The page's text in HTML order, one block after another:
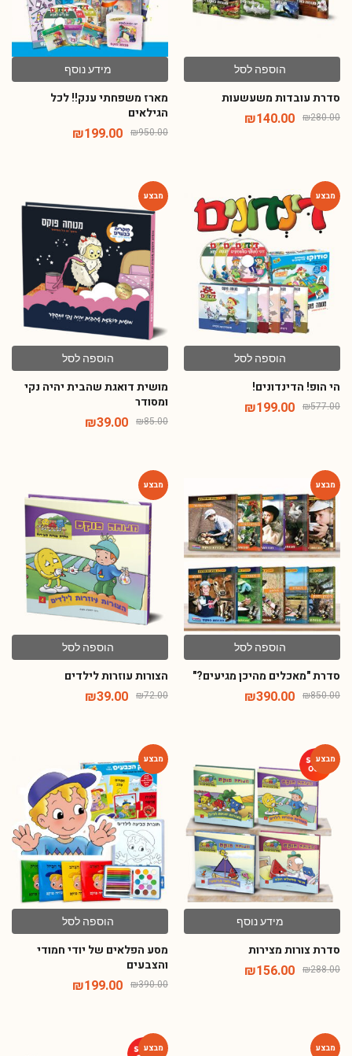
הוספה לסל
סדרת עובדות משעשעות
₪280.00
₪140.00
מידע נוסף
מארז משפחתי ענק!! לכל
הגילאים
₪950.00
₪199.00
הוספה לסל
הי הופ! הדינדונים!
₪577.00
₪199.00
הוספה לסל
מושית דואגת שהבית יהיה נקי
ומסודר
₪85.00
₪39.00
-54%
הוספה לסל
סדרת "מאכלים מהיכן מגיעים?"
₪850.00
₪390.00
הוספה לסל
הצורות עוזרות לילדים
₪72.00
₪39.00
מידע נוסף
סדרת צורות מצירות
₪288.00
₪156.00
הוספה לסל
מסע הפלאים של יודי חמודי
והצבעים
₪390.00
₪199.00